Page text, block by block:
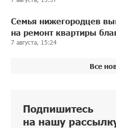
Семья нижегородцев
на ремонт квартиры
7 августа, 15:24
Все
Подпишитесь
на нашу